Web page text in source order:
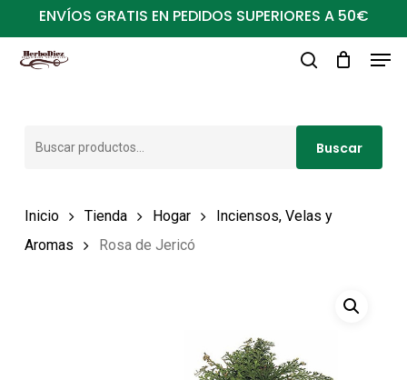
al
contenido
ENVÍOS GRATIS EN PEDIDOS SUPERIORES A 50€
Buscar
Inicio Tienda Hogar
Inciensos, Velas y
Aromas
Rosa de Jericó
Close